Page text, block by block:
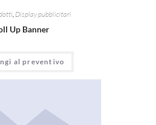
, Display pubblicitari
Up Banner
al preventivo